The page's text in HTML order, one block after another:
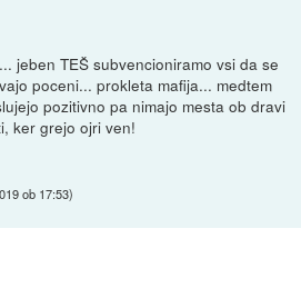
jeben TEŠ subvencioniramo vsi da se
poceni... prokleta mafija... medtem
pozitivno pa nimajo mesta ob dravi
ker grejo ojri ven!
ob 17:53)